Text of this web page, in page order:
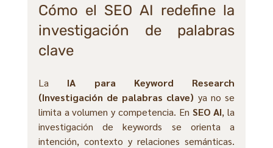
Cómo el SEO AI redefine la
investigación de palabras
clave
La IA para Keyword Research
(Investigación de palabras clave) ya no se
limita a volumen y competencia. En SEO AI, la
investigación de keywords se orienta a
intención, contexto y relaciones semánticas.